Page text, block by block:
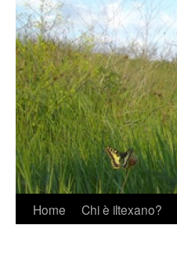
Home Chi è iltexano?